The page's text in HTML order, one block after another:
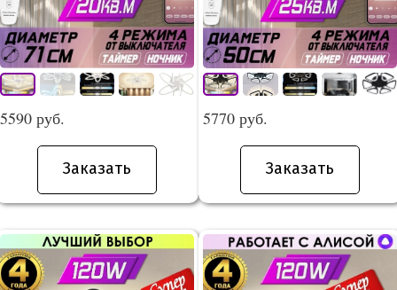
5590 руб.
Заказать
5770 руб.
Заказать